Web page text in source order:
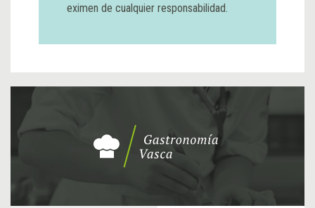
eximen de cualquier responsabilidad.